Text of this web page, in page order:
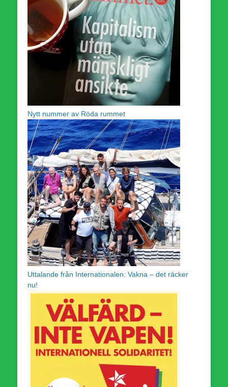
Nytt nummer av Röda rummet
Uttalande från Internationalen: Vakna – det räcker
nu!